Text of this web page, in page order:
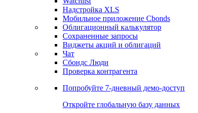
Получить доступ
Инструментарий
Портфель
Watchlist
Надстройка XLS
Мобильное приложение Cbonds
Облигационный калькулятор
Сохраненные запросы
Виджеты акций и облигаций
Чат
Сбондс Люди
Проверка контрагента